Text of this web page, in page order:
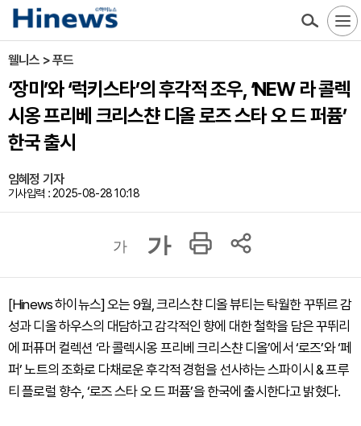
웰니스 > 푸드
‘장미’와 ‘럭키스타’의 후각적 조우, ‘NEW 라 콜렉
시옹 프리베 크리스챤 디올 로즈 스타 오 드 퍼퓸’
한국 출시
임혜정 기자
기사입력 : 2025-08-28 10:18
가 가
[Hinews 하이뉴스] 오는 9월, 크리스챤 디올 뷰티는 탁월한 꾸뛰르 감
성과 디올 하우스의 대담하고 감각적인 향에 대한 철학을 담은 꾸뛰리
에 퍼퓨머 컬렉션 ‘라 콜렉시옹 프리베 크리스챤 디올’에서 ‘로즈’와 ‘페
퍼’ 노트의 조화로 다채로운 후각적 경험을 선사하는 스파이시 & 프루
티 플로럴 향수, ‘로즈 스타 오 드 퍼퓸’을 한국에 출시한다고 밝혔다.